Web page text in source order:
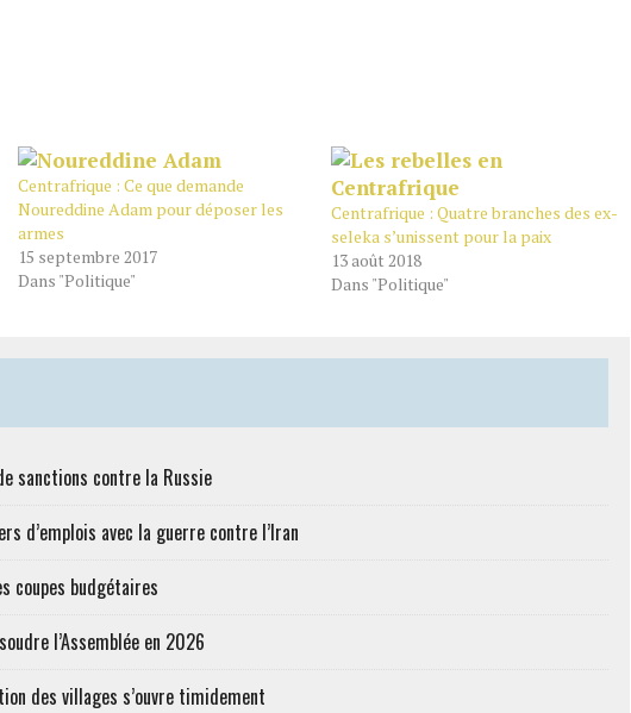
Centrafrique : Ce que demande
Noureddine Adam pour déposer les
armes
15 septembre 2017
Dans "Politique"
Centrafrique : Quatre branches des ex-
seleka s’unissent pour la paix
13 août 2018
Dans "Politique"
sanctions contre la Russie
d’emplois avec la guerre contre l’Iran
coupes budgétaires
l’Assemblée en 2026
des villages s’ouvre timidement